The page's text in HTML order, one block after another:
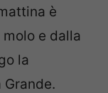
è
e dalla
la